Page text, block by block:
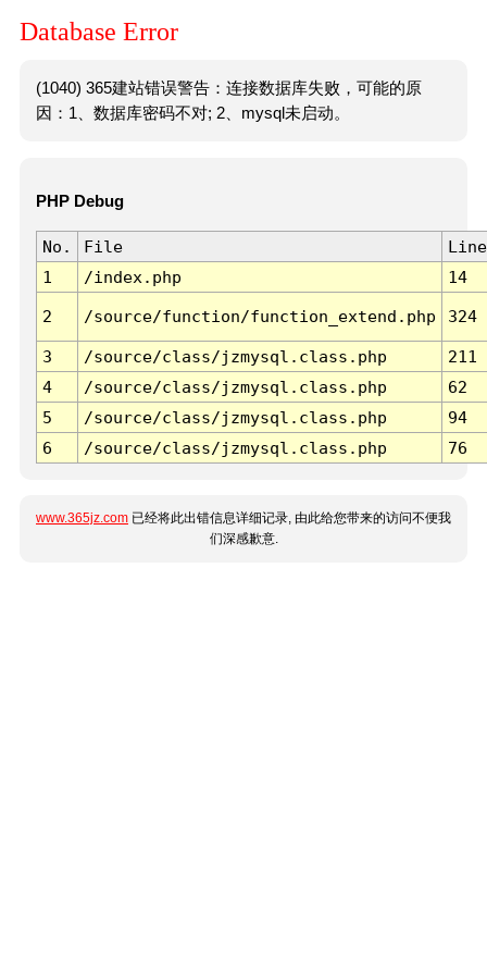
Database Error
(1040) 365建站错误警告：连接数据库失败，可能的原
因：1、数据库密码不对; 2、mysql未启动。
PHP Debug
No. File
Line
1
/index.php 14
2 /source/function/function_extend.php 324
3 /source/class/jzmysql.class.php
211
4
/source/class/jzmysql.class.php
62
5
/source/class/jzmysql.class.php
94
6
/source/class/jzmysql.class.php 76
www.365jz.com 已经将此出错信息详细记录, 由此给您带来的访问不便我
们深感歉意.